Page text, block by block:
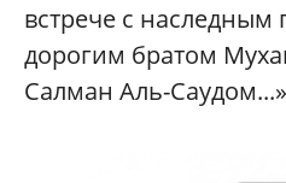
встрече с
дорогим братом
Салман Аль-Саудом...»